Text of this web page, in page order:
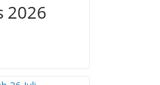
2026